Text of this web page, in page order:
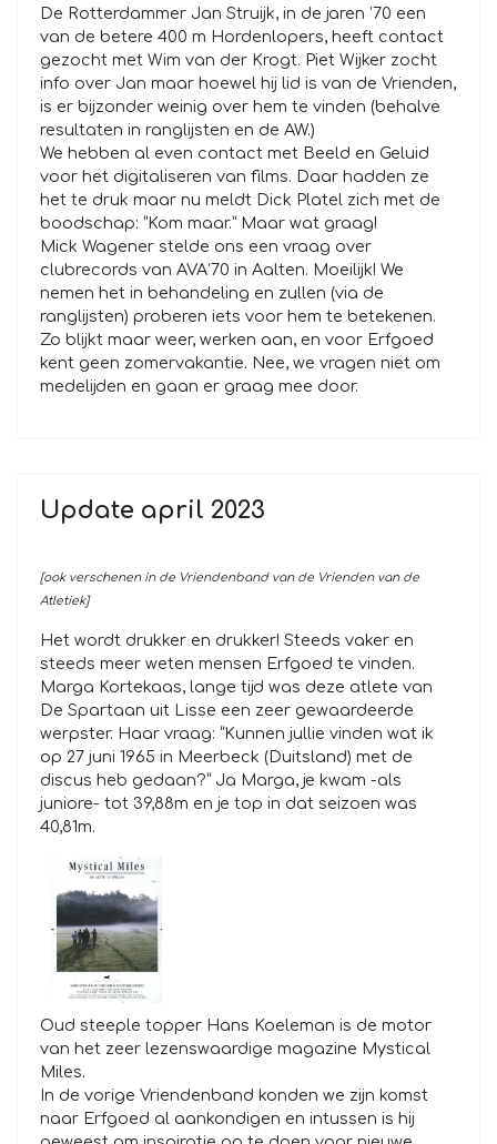
De Rotterdammer Jan Struijk, in de jaren ’70 een
van de betere 400 m Hordenlopers, heeft contact
gezocht met Wim van der Krogt. Piet Wijker zocht
info over Jan maar hoewel hij lid is van de Vrienden,
is er bijzonder weinig over hem te vinden (behalve
resultaten in ranglijsten en de AW.)
We hebben al even contact met Beeld en Geluid
voor het digitaliseren van films. Daar hadden ze
het te druk maar nu meldt Dick Platel zich met de
boodschap: “Kom maar.” Maar wat graag!
Mick Wagener stelde ons een vraag over
clubrecords van AVA’70 in Aalten. Moeilijk! We
nemen het in behandeling en zullen (via de
ranglijsten) proberen iets voor hem te betekenen.
Zo blijkt maar weer, werken aan, en voor Erfgoed
kent geen zomervakantie. Nee, we vragen niet om
medelijden en gaan er graag mee door.
Update april 2023
[ook verschenen in de Vriendenband van de Vrienden van de
Atletiek]
Het wordt drukker en drukker! Steeds vaker en
steeds meer weten mensen Erfgoed te vinden.
Marga Kortekaas, lange tijd was deze atlete van
De Spartaan uit Lisse een zeer gewaardeerde
werpster. Haar vraag: “Kunnen jullie vinden wat ik
op 27 juni 1965 in Meerbeck (Duitsland) met de
discus heb gedaan?” Ja Marga, je kwam -als
juniore- tot 39,88m en je top in dat seizoen was
40,81m.
Oud steeple topper Hans Koeleman is de motor
van het zeer lezenswaardige magazine Mystical
Miles.
In de vorige Vriendenband konden we zijn komst
naar Erfgoed al aankondigen en intussen is hij